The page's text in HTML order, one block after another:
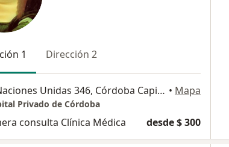
1 Dirección 2
Av. Naciones Unidas 346, Córdoba Capital • Mapa
Privado de Córdoba
consulta Clínica Médica desde $ 300